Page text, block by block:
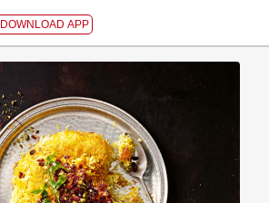
DOWNLOAD APP